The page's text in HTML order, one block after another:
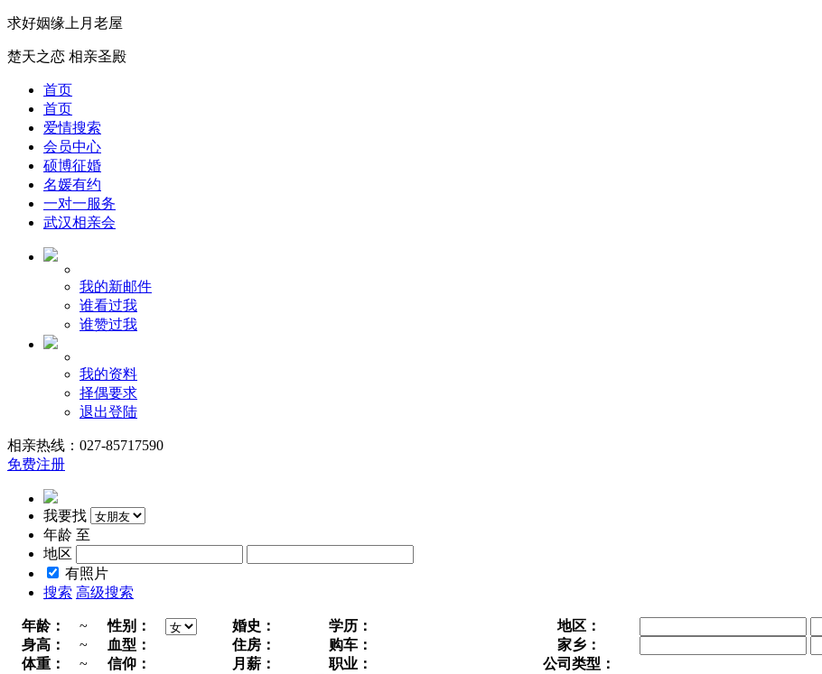
求好姻缘上月老屋
楚天之恋 相亲圣殿
首页
首页
爱情搜索
会员中心
硕博征婚
名媛有约
一对一服务
武汉相亲会
我的新邮件
谁看过我
谁赞过我
我的资料
择偶要求
退出登陆
相亲热线：027-85717590
免费注册
我要找
年龄 至
地区
有照片
搜索 高级搜索
年龄： ~ 性别： 婚史： 学历：
地区：
身高：
~ 血型： 住房： 购车：
家乡：
体重：
~ 信仰： 月薪： 职业：
公司类型：